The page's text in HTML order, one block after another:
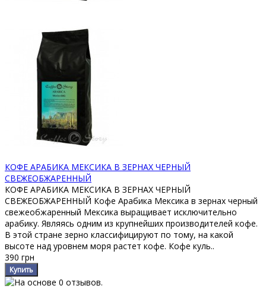
КОФЕ АРАБИКА МЕКСИКА В ЗЕРНАХ ЧЕРНЫЙ
СВЕЖЕОБЖАРЕННЫЙ
КОФЕ АРАБИКА МЕКСИКА В ЗЕРНАХ ЧЕРНЫЙ
СВЕЖЕОБЖАРЕННЫЙ Кофе Арабика Мексика в зернах черный
свежеобжаренный Мексика выращивает исключительно
арабику. Являясь одним из крупнейших производителей кофе.
В этой стране зерно классифицируют по тому, на какой
высоте над уровнем моря растет кофе. Кофе куль..
390 грн